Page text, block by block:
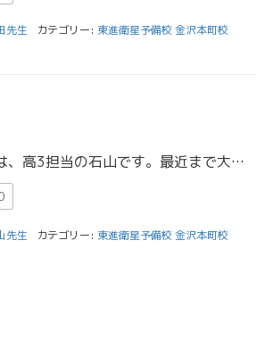
先生 カテゴリー: 東進衛星予備校 金沢本町校
こんにちは、高3担当の石山です。最近まで大雪がずっと続いていましたね。こんなに降ったのはかなり久しぶりだと思います。私はお隣の富山県出身ですので雪がめずらしいとかはもうないですが、まだ雪が降るとテンションは上がりますね。 […]
先生 カテゴリー: 東進衛星予備校 金沢本町校